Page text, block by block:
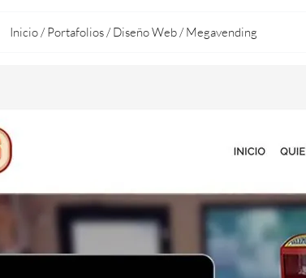
Inicio/Portafolios/Diseño Web/Megavending